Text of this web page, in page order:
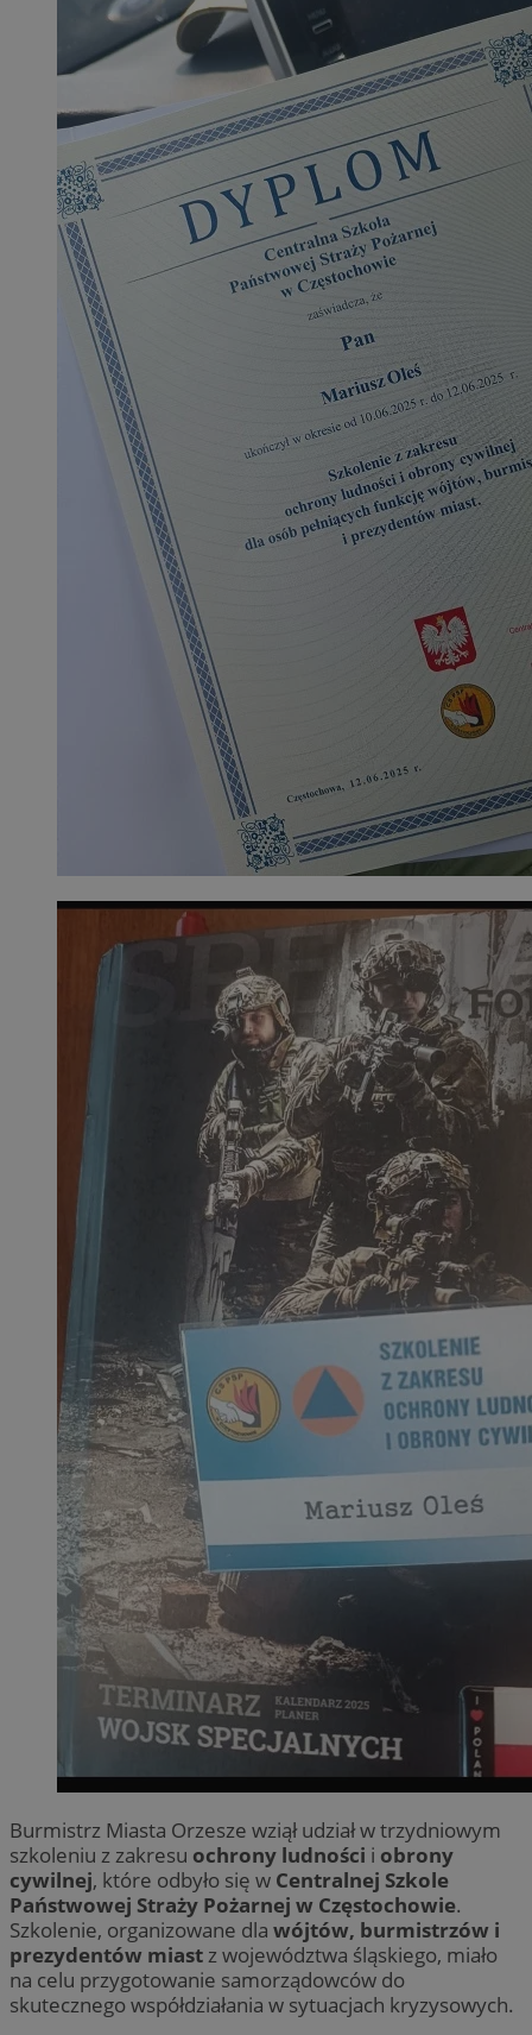
Burmistrz Miasta Orzesze wziął udział w trzydniowym
szkoleniu z zakresu ochrony ludności i obrony
cywilnej, które odbyło się w Centralnej Szkole
Państwowej Straży Pożarnej w Częstochowie.
Szkolenie, organizowane dla wójtów, burmistrzów i
prezydentów miastz województwa śląskiego, miało
na celu przygotowanie samorządowców do
skutecznego współdziałania w sytuacjach kryzysowych.